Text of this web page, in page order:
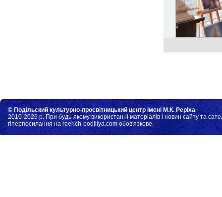
© Подільский культурно-просвітницький центр імені М.К. Реріха
2010-2026 р. При будь-якому використанні матеріалів і новин сайту та
гіперпосилання на roerich-podillya.com обов'язкове.